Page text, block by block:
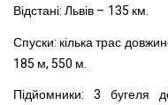
Відстані: Львів – 135 км.
Спуски: кілька трас
185 м, 550 м.
Підйомники: 3 бугеля